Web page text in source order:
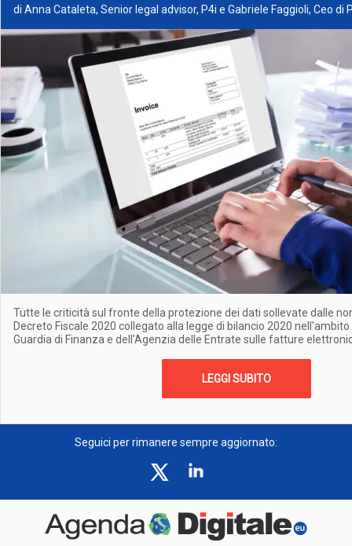
di Anna Cataleta, Senior legal advisor, P4i e Gabriele Faggioli, Ceo di
Tutte le criticità sul fronte della protezione dei dati sollevate dalle
Decreto Fiscale 2020 collegato alla legge di bilancio 2020
Guardia di Finanza e dell'Agenzia delle Entrate sulle fatture
LEGGI SUBITO
Seguici per rimanere sempre aggiornato: